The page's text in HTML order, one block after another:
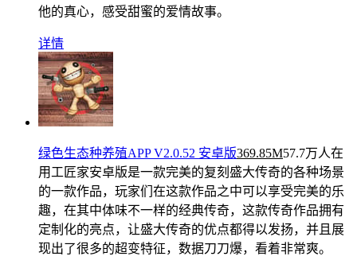
他的真心，感受甜蜜的爱情故事。
详情
绿色生态种养殖APP V2.0.52 安卓版369.85M57.7万人在
用 工匠家安卓版是一款完美的复刻盛大传奇的各种场景
的一款作品，玩家们在这款作品之中可以享受完美的乐
趣，在其中体味不一样的经典传奇，这款传奇作品拥有
定制化的亮点，让盛大传奇的优点都得以发扬，并且展
现出了很多的超变特征，数据刀刀爆，看着非常爽。